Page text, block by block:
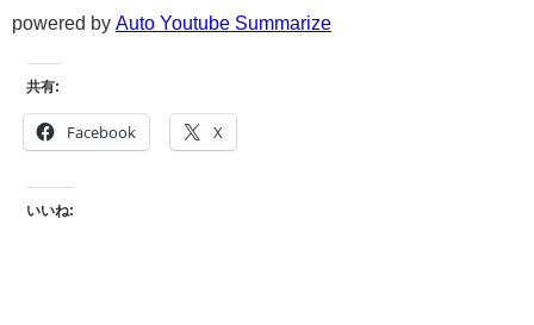
powered by Auto Youtube Summarize
共有:
Facebook X
いいね: